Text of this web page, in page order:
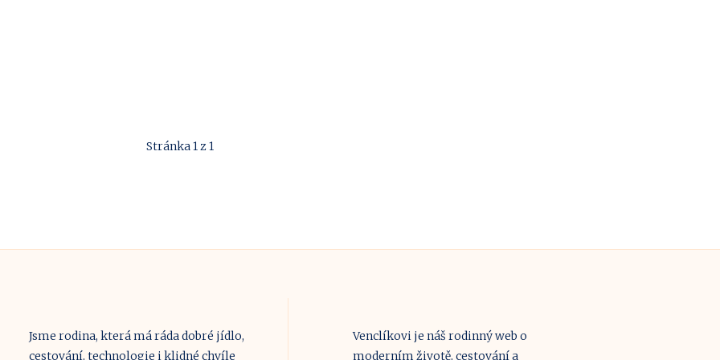
Stránka 1 z 1
Jsme rodina, která má ráda dobré jídlo,
cestování, technologie i klidné chvíle
Venclíkovi je náš rodinný web o
moderním životě, cestování a